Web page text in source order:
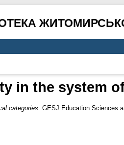
in the system
categories. GESJ:Education Sciences